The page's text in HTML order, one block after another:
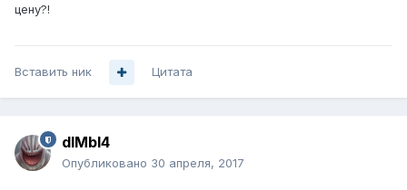
цену?!
Вставить ник Цитата
dIMbI4
Опубликовано 30 апреля, 2017